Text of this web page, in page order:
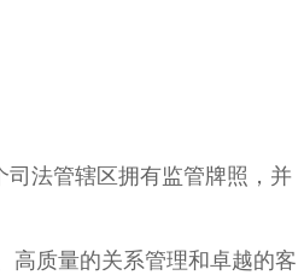
法管辖区拥有监管牌照，并
高质量的关系管理和卓越的客